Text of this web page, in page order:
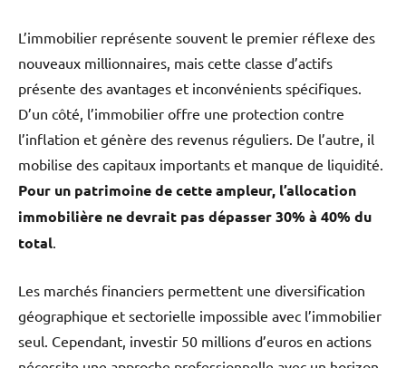
L’immobilier représente souvent le premier réflexe des
nouveaux millionnaires, mais cette classe d’actifs
présente des avantages et inconvénients spécifiques.
D’un côté, l’immobilier offre une protection contre
l’inflation et génère des revenus réguliers. De l’autre, il
mobilise des capitaux importants et manque de liquidité.
Pour un patrimoine de cette ampleur, l’allocation
immobilière ne devrait pas dépasser 30% à 40% du
total
Les marchés financiers permettent une diversification
géographique et sectorielle impossible avec l’immobilier
seul. Cependant, investir 50 millions d’euros en actions